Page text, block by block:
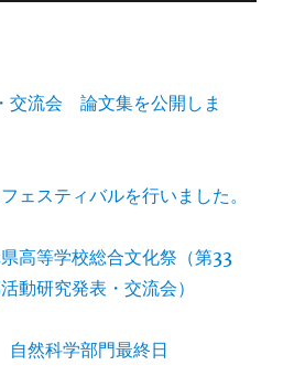
交流会 論文集を公開しま
ェスティバルを行いました。
高等学校総合文化祭（第33
動研究発表・交流会）
然科学部門最終日